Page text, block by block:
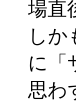
場直
し
に「
思わ